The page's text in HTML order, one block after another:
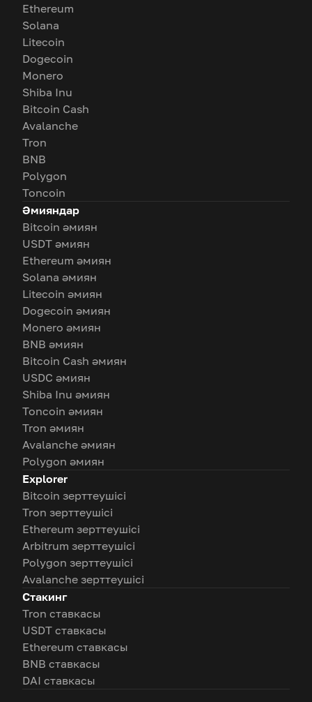
Ethereum
Solana
Litecoin
Dogecoin
Monero
Shiba Inu
Bitcoin Cash
Avalanche
Tron
BNB
Polygon
Toncoin
Әмияндар
Bitcoin әмиян
USDT әмиян
Ethereum әмиян
Solana әмиян
Litecoin әмиян
Dogecoin әмиян
Monero әмиян
BNB әмиян
Bitcoin Cash әмиян
USDC әмиян
Shiba Inu әмиян
Toncoin әмиян
Tron әмиян
Avalanche әмиян
Polygon әмиян
Explorer
Bitcoin зерттеушісі
Tron зерттеушісі
Ethereum зерттеушісі
Arbitrum зерттеушісі
Polygon зерттеушісі
Avalanche зерттеушісі
Стакинг
Tron ставкасы
USDT ставкасы
Ethereum ставкасы
BNB ставкасы
DAI ставкасы